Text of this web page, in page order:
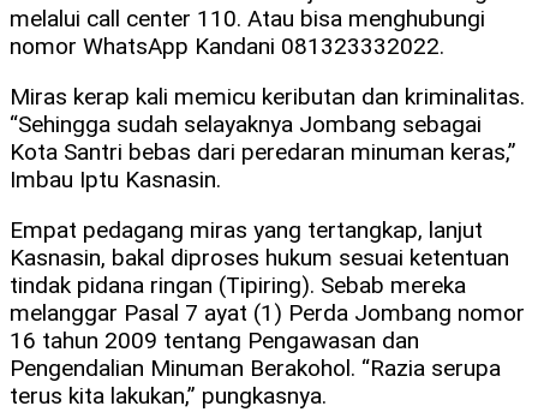
melalui call center 110. Atau bisa menghubungi
nomor WhatsApp Kandani 081323332022.
Miras kerap kali memicu keributan dan kriminalitas.
“Sehingga sudah selayaknya Jombang sebagai
Kota Santri bebas dari peredaran minuman keras,”
Imbau Iptu Kasnasin.
Empat pedagang miras yang tertangkap, lanjut
Kasnasin, bakal diproses hukum sesuai ketentuan
tindak pidana ringan (Tipiring). Sebab mereka
melanggar Pasal 7 ayat (1) Perda Jombang nomor
16 tahun 2009 tentang Pengawasan dan
Pengendalian Minuman Berakohol. “Razia serupa
terus kita lakukan,” pungkasnya.